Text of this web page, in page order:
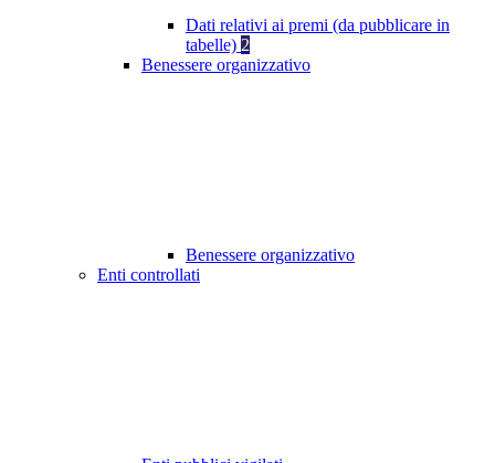
Dati relativi ai premi (da pubblicare in
tabelle) 2
Benessere organizzativo
Benessere organizzativo
Enti controllati